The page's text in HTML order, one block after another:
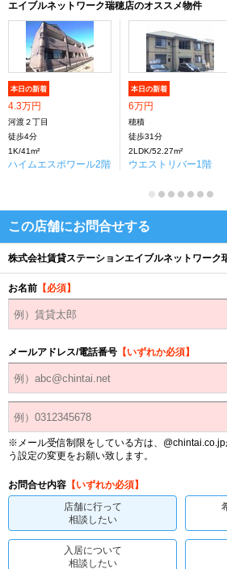
エイブルネットワーク瑞穂店のオススメ物件
本日の新着
4.3万円
河渡２丁目
徒歩4分
1K/41m²
ハイムエスポワール2階
本日の新着
6万円
穂積
徒歩31分
2LDK/52.27m²
ウエストリバー1階
この店舗にお問合せする
株式会社賃貸ステーションエイブルネットワーク
お名前 【必須】
メールアドレス/電話番号 【いずれか必須】
※メール受信制限をしている方は、@chintai.co.jp
う設定の変更をお願い致します。
お問合せ内容 【いずれか必須】
店舗に行って
相談したい
入居について
相談したい